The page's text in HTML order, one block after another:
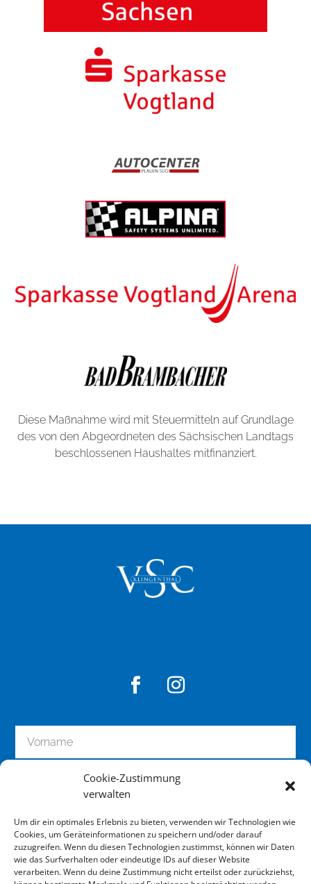
Cookie-Zustimmung
verwalten
Um dir ein optimales Erlebnis zu bieten, verwenden wir Technologien wie
Cookies, um Geräteinformationen zu speichern und/oder darauf
zuzugreifen. Wenn du diesen Technologien zustimmst, können wir Daten
wie das Surfverhalten oder eindeutige IDs auf dieser Website
verarbeiten. Wenn du deine Zustimmung nicht erteilst oder zurückziehst,
Diese Maßnahme wird mit Steuermitteln auf Grundlage
des von den Abgeordneten des Sächsischen Landtags
beschlossenen Haushaltes mitfinanziert.
zum Newsletter anmelden